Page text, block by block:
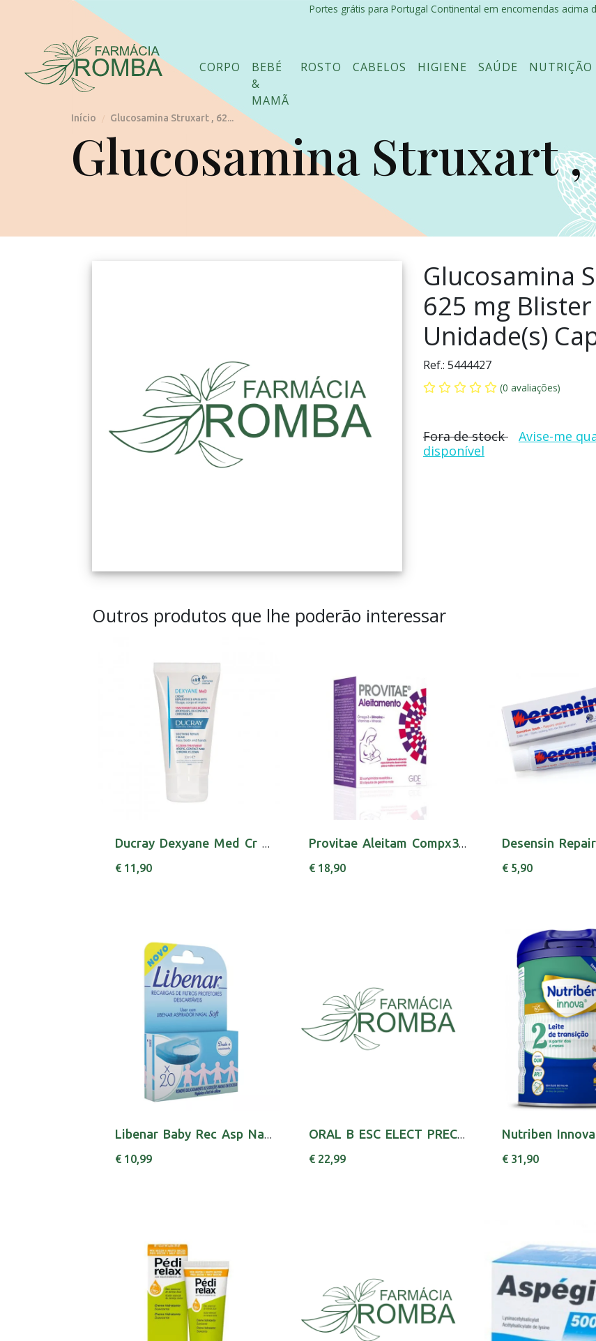
Portes grátis para Portugal Continental em encomendas acima
CORPO
BEBÉ
&
MAMÃ
ROSTO CABELOS HIGIENE SAÚDE NUTRIÇÃO
Início / Glucosamina Struxart , 62...
Glucosamina Struxart ,
Glucosamina
625 mg
Unidade(s)
Ref.: 5444427
(0 avaliações)
Fora de stock
Avise-me
disponível
Outros produtos que lhe poderão interessar
Ducray Dexyane Med Cr Repar 30ml
€ 11,90
Provitae Aleitam Compx30 + Capsx30 cáps + com...
€ 18,90 € 5,90
Libenar Baby Rec Asp Nasal Filt Desc X20
€ 10,99
ORAL B ESC ELECT PRECISION CLEAN D12523
€ 22,99 € 31,90